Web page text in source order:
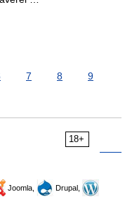
7 8
9
18+
Joomla,
Drupal,